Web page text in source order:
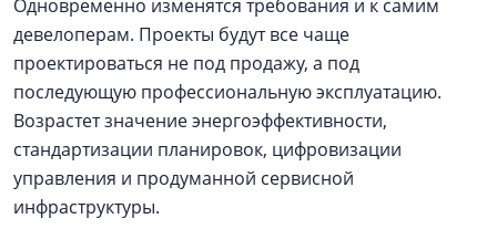
Одновременно изменятся требования и к самим
девелоперам. Проекты будут все чаще
проектироваться не под продажу, а под
последующую профессиональную эксплуатацию.
Возрастет значение энергоэффективности,
стандартизации планировок, цифровизации
управления и продуманной сервисной
инфраструктуры.